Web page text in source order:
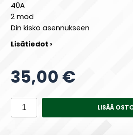
40A
2 mod
Din kisko asennukseen
Lisätiedot ›
35,00 €
LISÄÄ